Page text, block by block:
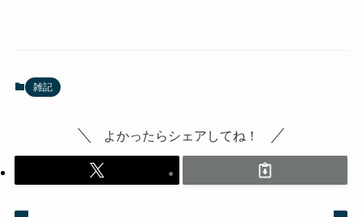
雑記
よかったらシェアしてね！